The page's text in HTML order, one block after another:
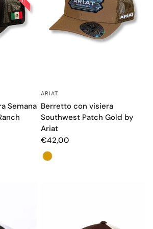
Semana
ARIAT
Berretto con visiera
Southwest Patch Gold by
Ariat
€42,00
Color